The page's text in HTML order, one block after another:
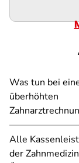
Was tun bei
überhöhten
Alle
der